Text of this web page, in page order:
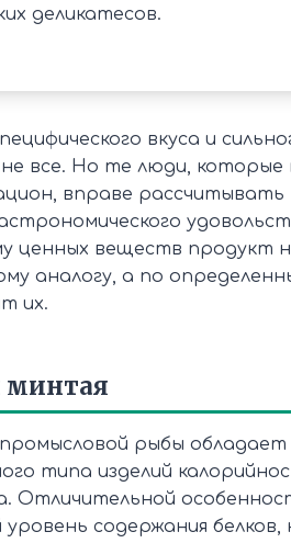
деликатесов.
вкуса и
все. Но те люди, которые
вправе
ценных веществ продукт
аналогу, а по
их.
минтая
рыбы
типа изделий
Отличительной
уровень содержания